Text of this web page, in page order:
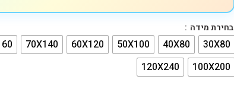
בחירת מידה
30X80
40X80
50X100
60X120
70X140
100X200
120X240